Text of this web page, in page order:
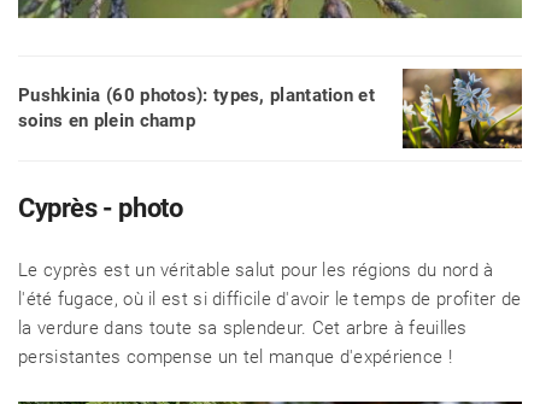
Pushkinia (60 photos): types, plantation et
soins en plein champ
Cyprès - photo
Le cyprès est un véritable salut pour les régions du nord à
l'été fugace, où il est si difficile d'avoir le temps de profiter de
la verdure dans toute sa splendeur. Cet arbre à feuilles
persistantes compense un tel manque d'expérience !